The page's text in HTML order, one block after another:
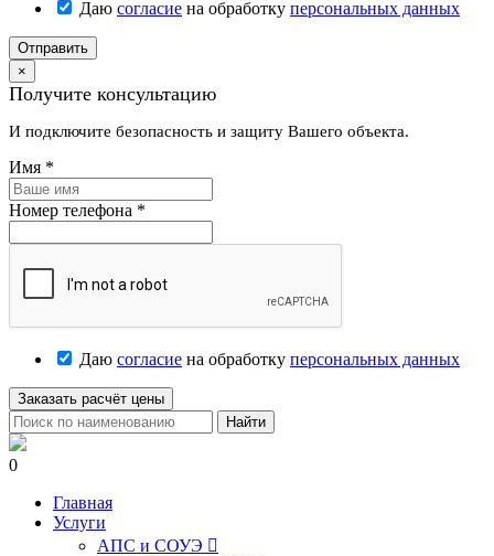
Даю согласие на обработку персональных данных
Отправить
×
Получите консультацию
И подключите безопасность и защиту Вашего объекта.
Имя *
Номер телефона *
Даю согласие на обработку персональных данных
Заказать расчёт цены
Найти
0
Главная
Услуги
АПС и СОУЭ 